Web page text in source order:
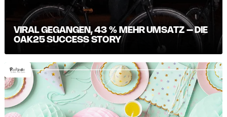
VIRAL GEGANGEN, 43 % MEHR UMSATZ – DIE
OAK25 SUCCESS STORY